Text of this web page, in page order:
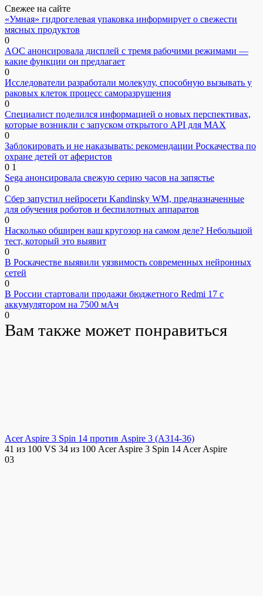
Свежее на сайте
«Умная» гидрогелевая упаковка информирует о свежести
мясных продуктов
0
AOC анонсировала дисплей с тремя рабочими режимами —
какие функции он предлагает
0
Исследователи разработали молекулу, способную вызывать у
раковых клеток процесс саморазрушения
0
Специалист поделился информацией о новых перспективах,
которые возникли с запуском открытого API для МАХ
0
Заблокировать и не наказывать: рекомендации Роскачества по
охране детей от аферистов
0 1
Sega анонсировала свежую серию часов на запястье
0
Сбер запустил нейросети Kandinsky WM, предназначенные
для обучения роботов и беспилотных аппаратов
0
Насколько обширен ваш кругозор на самом деле? Небольшой
тест, который это выявит
0
В Роскачестве выявили уязвимость современных нейронных
сетей
0
В России стартовали продажи бюджетного Redmi 17 с
аккумулятором на 7500 мАч
0
Вам также может понравиться
Acer Aspire 3 Spin 14 против Aspire 3 (A314-36)
41 из 100 VS 34 из 100 Acer Aspire 3 Spin 14 Acer Aspire
03